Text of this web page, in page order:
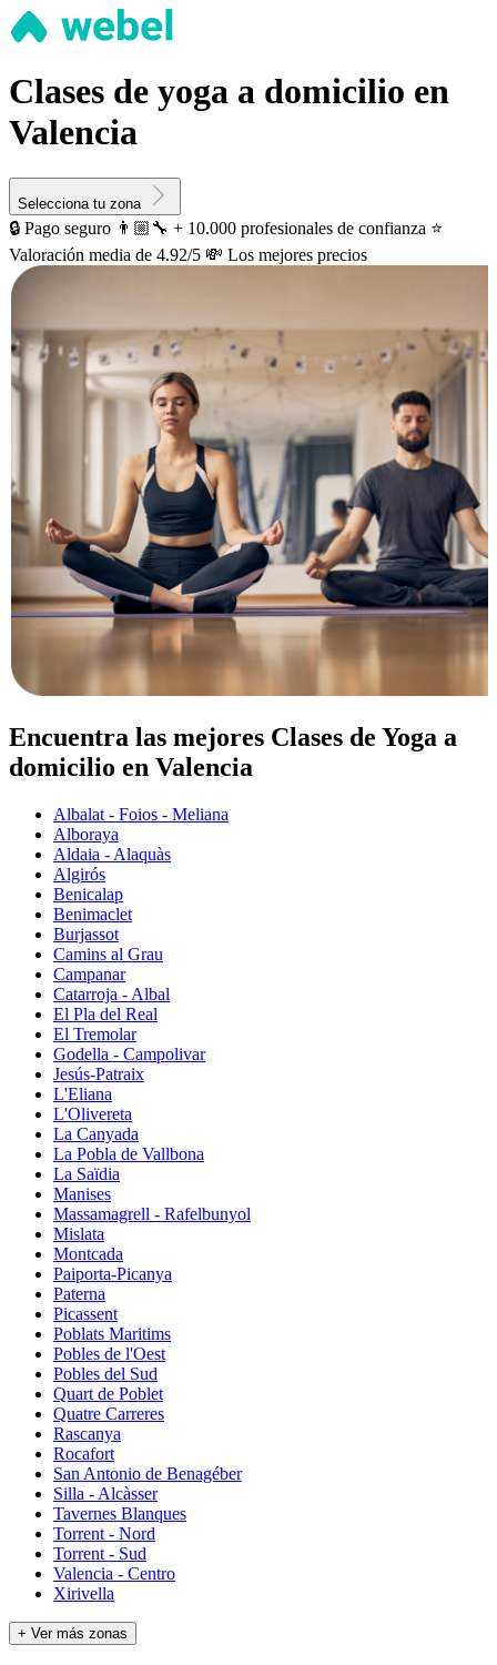
Clases de yoga a domicilio en
Valencia
Selecciona tu zona
🔒 Pago seguro 👨🏼‍🔧 + 10.000 profesionales de confianza ⭐️
Valoración media de 4.92/5 💸 Los mejores precios
Encuentra las mejores Clases de Yoga a
domicilio en Valencia
Albalat - Foios - Meliana
Alboraya
Aldaia - Alaquàs
Algirós
Benicalap
Benimaclet
Burjassot
Camins al Grau
Campanar
Catarroja - Albal
El Pla del Real
El Tremolar
Godella - Campolivar
Jesús-Patraix
L'Eliana
L'Olivereta
La Canyada
La Pobla de Vallbona
La Saïdia
Manises
Massamagrell - Rafelbunyol
Mislata
Montcada
Paiporta-Picanya
Paterna
Picassent
Poblats Maritims
Pobles de l'Oest
Pobles del Sud
Quart de Poblet
Quatre Carreres
Rascanya
Rocafort
San Antonio de Benagéber
Silla - Alcàsser
Tavernes Blanques
Torrent - Nord
Torrent - Sud
Valencia - Centro
Xirivella
+ Ver más zonas